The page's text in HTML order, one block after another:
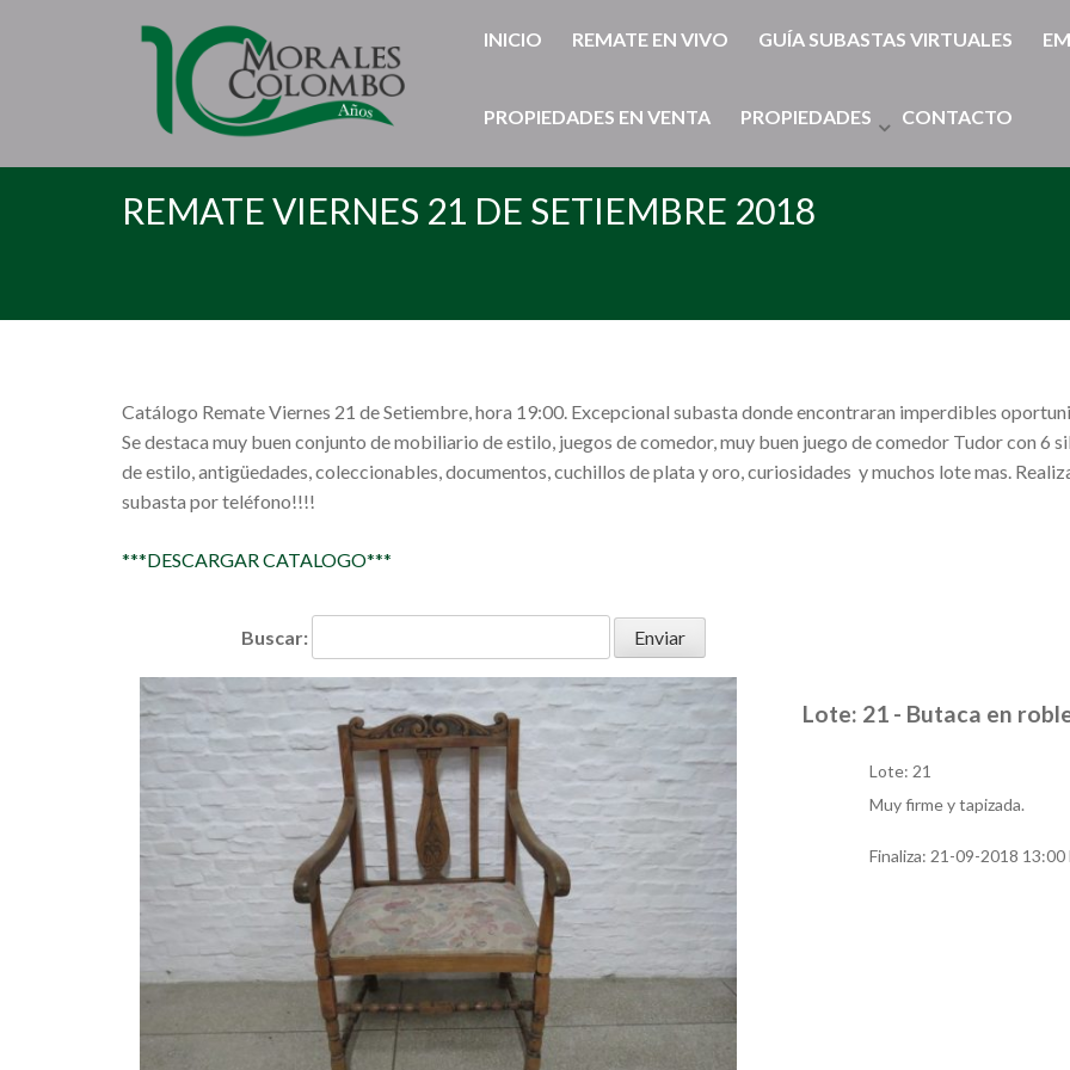
INICIO REMATE EN VIVO GUÍA SUBASTAS VIRTUALES
PROPIEDADES EN VENTA PROPIEDADES CONTACTO
REMATE VIERNES 21 DE SETIEMBRE 2018
Catálogo Remate Viernes 21 de Setiembre, hora 19:00. Excepcional subasta donde encontraran imperdibles
Se destaca muy buen conjunto de mobiliario de estilo, juegos de comedor, muy buen juego de comedor Tudor con 6
de estilo, antigüedades, coleccionables, documentos, cuchillos de plata y oro, curiosidades y muchos lote mas.
subasta por teléfono!!!!
***DESCARGAR CATALOGO***
Buscar:
Lote: 21 - Butaca en
Lote: 21
Muy firme y tapizada.
Finaliza: 21-09-2018 13:00